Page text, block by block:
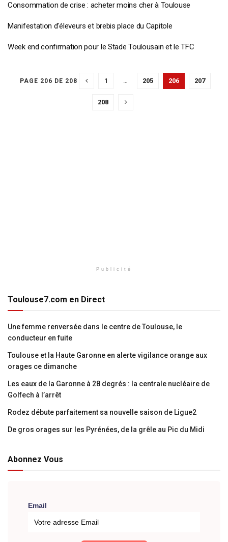
Consommation de crise : acheter moins cher à Toulouse
Manifestation d’éleveurs et brebis place du Capitole
Week end confirmation pour le Stade Toulousain et le TFC
PAGE 206 DE 208 1 … 205 206 207
208
Publicité
Toulouse7.com en Direct
Une femme renversée dans le centre de Toulouse, le
conducteur en fuite
Toulouse et la Haute Garonne en alerte vigilance orange aux
orages ce dimanche
Les eaux de la Garonne à 28 degrés : la centrale nucléaire de
Golfech à l’arrêt
Rodez débute parfaitement sa nouvelle saison de Ligue2
De gros orages sur les Pyrénées, de la grêle au Pic du Midi
Abonnez Vous
Email